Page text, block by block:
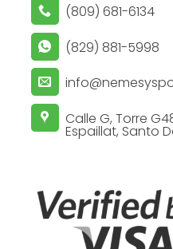
(809) 681-6134
(829) 881-5998
Calle G, Torre
Espaillat, Santo